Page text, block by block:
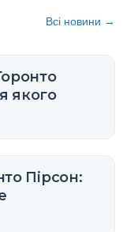
Всі новини →
якого
Пірсон: